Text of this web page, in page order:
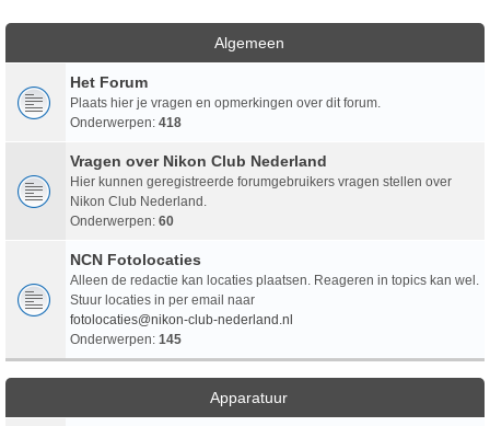
Algemeen
Het Forum
Plaats hier je vragen en opmerkingen over dit forum.
Onderwerpen: 418
Vragen over Nikon Club Nederland
Hier kunnen geregistreerde forumgebruikers vragen stellen over
Nikon Club Nederland.
Onderwerpen: 60
NCN Fotolocaties
Alleen de redactie kan locaties plaatsen. Reageren in topics kan wel.
Stuur locaties in per email naar
fotolocaties@nikon-club-nederland.nl
Onderwerpen: 145
Apparatuur